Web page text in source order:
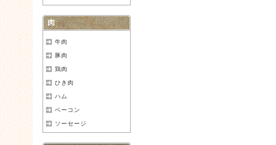
肉
牛肉
豚肉
鶏肉
ひき肉
ハム
ベーコン
ソーセージ